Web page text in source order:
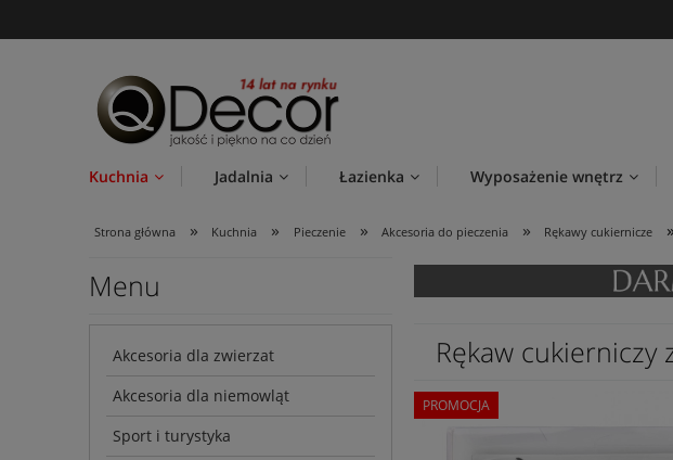
Kuchnia Jadalnia Łazienka Wyposażenie wnętrz
Strona główna » Kuchnia » Pieczenie » Akcesoria do pieczenia » Rękawy cukiernicze »
Menu
Akcesoria dla zwierzat
Akcesoria dla niemowląt
Sport i turystyka
Rękaw
PROMOCJA